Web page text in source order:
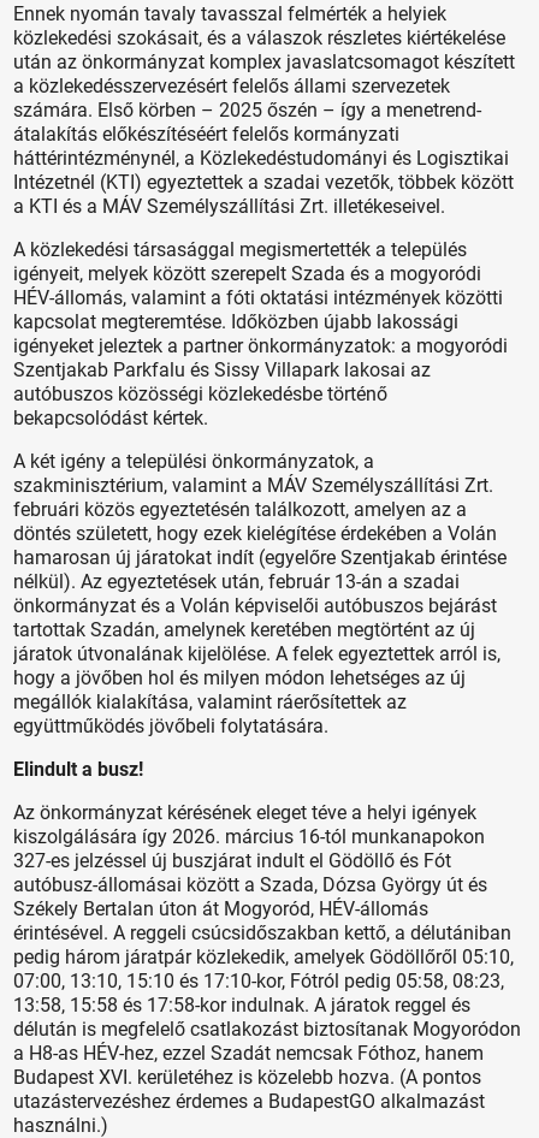
Ennek nyomán tavaly tavasszal felmérték a helyiek
közlekedési szokásait, és a válaszok részletes kiértékelése
után az önkormányzat komplex javaslatcsomagot készített
a közlekedésszervezésért felelős állami szervezetek
számára. Első körben – 2025 őszén – így a menetrend-
átalakítás előkészítéséért felelős kormányzati
háttérintézménynél, a Közlekedéstudományi és Logisztikai
Intézetnél (KTI) egyeztettek a szadai vezetők, többek között
a KTI és a MÁV Személyszállítási Zrt. illetékeseivel.
A közlekedési társasággal megismertették a település
igényeit, melyek között szerepelt Szada és a mogyoródi
HÉV-állomás, valamint a fóti oktatási intézmények közötti
kapcsolat megteremtése. Időközben újabb lakossági
igényeket jeleztek a partner önkormányzatok: a mogyoródi
Szentjakab Parkfalu és Sissy Villapark lakosai az
autóbuszos közösségi közlekedésbe történő
bekapcsolódást kértek.
A két igény a települési önkormányzatok, a
szakminisztérium, valamint a MÁV Személyszállítási Zrt.
februári közös egyeztetésén találkozott, amelyen az a
döntés született, hogy ezek kielégítése érdekében a Volán
hamarosan új járatokat indít (egyelőre Szentjakab érintése
nélkül). Az egyeztetések után, február 13-án a szadai
önkormányzat és a Volán képviselői autóbuszos bejárást
tartottak Szadán, amelynek keretében megtörtént az új
járatok útvonalának kijelölése. A felek egyeztettek arról is,
hogy a jövőben hol és milyen módon lehetséges az új
megállók kialakítása, valamint ráerősítettek az
együttműködés jövőbeli folytatására.
Elindult a busz!
Az önkormányzat kérésének eleget téve a helyi igények
kiszolgálására így 2026. március 16-tól munkanapokon
327-es jelzéssel új buszjárat indult el Gödöllő és Fót
autóbusz-állomásai között a Szada, Dózsa György út és
Székely Bertalan úton át Mogyoród, HÉV-állomás
érintésével. A reggeli csúcsidőszakban kettő, a délutániban
pedig három járatpár közlekedik, amelyek Gödöllőről 05:10,
07:00, 13:10, 15:10 és 17:10-kor, Fótról pedig 05:58, 08:23,
13:58, 15:58 és 17:58-kor indulnak. A járatok reggel és
délután is megfelelő csatlakozást biztosítanak Mogyoródon
a H8-as HÉV-hez, ezzel Szadát nemcsak Fóthoz, hanem
Budapest XVI. kerületéhez is közelebb hozva. (A pontos
utazástervezéshez érdemes a BudapestGO alkalmazást
használni.)